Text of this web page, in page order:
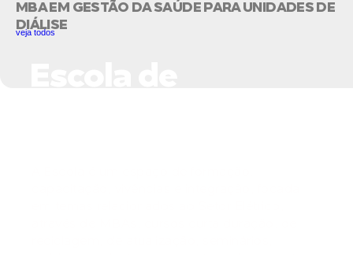
MBA EM GESTÃO DA SAÚDE PARA UNIDADES DE
DIÁLISE
veja todos